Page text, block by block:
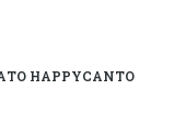
HAPPYCANTO